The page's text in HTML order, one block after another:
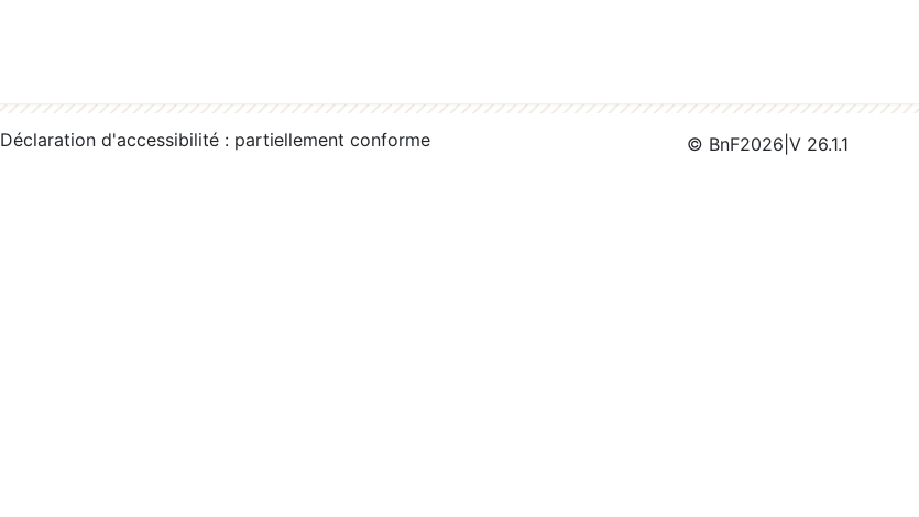
Déclaration d'accessibilité : partiellement conforme © BnF2026 V 26.1.1